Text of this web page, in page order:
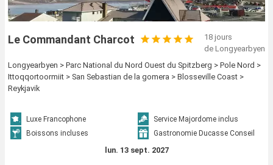
Le Commandant Charcot
18 jours
de Longyearbyen
Longyearbyen > Parc National du Nord Ouest du Spitzberg > Pole Nord >
Ittoqqortoormiit > San Sebastian de la gomera > Blosseville Coast >
Reykjavik
Luxe Francophone
Service Majordome inclus
Boissons incluses
Gastronomie Ducasse Conseil
lun. 13 sept. 2027